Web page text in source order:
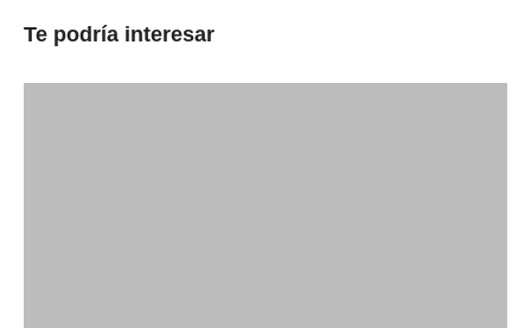
En «Estudiar»
Te podría interesar